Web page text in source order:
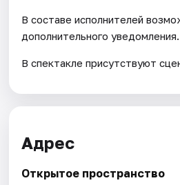
В составе исполнителей
дополнительного уведомления.
В спектакле присутствуют
Адрес
Открытое пространство